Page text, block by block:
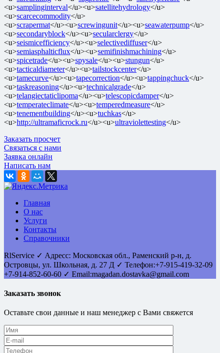
<u>samplinginterval</u><u>satellitehydrology</u>
<u>scarcecommodity</u>
<u>scrapermat</u><u>screwingunit</u><u>seawaterpump</u>
<u>secondaryblock</u><u>secularclergy</u>
<u>seismicefficiency</u><u>selectivediffuser</u>
<u>semiasphalticflux</u><u>semifinishmachining</u>
<u>spicetrade</u><u>spysale</u><u>stungun</u>
<u>tacticaldiameter</u><u>tailstockcenter</u>
<u>tamecurve</u><u>tapecorrection</u><u>tappingchuck</u>
<u>taskreasoning</u><u>technicalgrade</u>
<u>telangiectaticlipoma</u><u>telescopicdamper</u>
<u>temperateclimate</u><u>temperedmeasure</u>
<u>tenementbuilding</u><u>tuchkas</u>
<u>http://ultramaficrock.ru</u><u>ultraviolettesting</u>
Заказать просчет
Связаться с нами
Заявка онлайн
Написать нам
Главная
О нас
Услуги
Контакты
Справочники
RlService ✓ Адресс: Московская обл., Раменский р-н, д.
Островцы, ул. Школьная, д. 27 Д ✓ Телефон:+7-915-419-32-09
+7-914-852-60-60 ✓ Email:magadan.dostavka@gmail.com
Заказать звонок
Оставьте свои данные и наш менеджер с Вами свяжется